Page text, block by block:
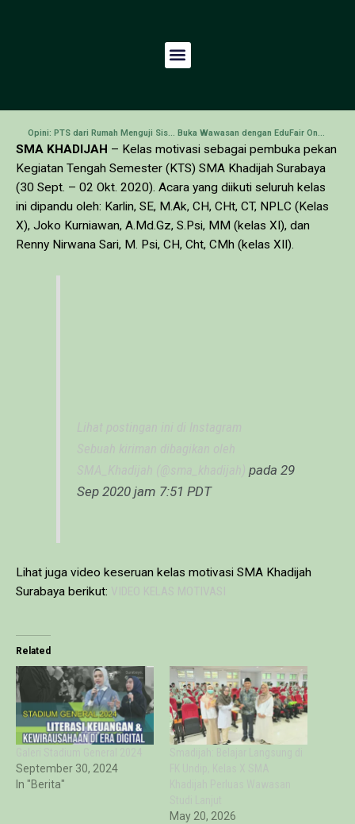
Opini: PTS dari Rumah Menguji Siswa Berintegritas? Buka Wawasan dengan EduFair Onlinen 2020
SMA KHADIJAH – Kelas motivasi sebagai pembuka pekan
Kegiatan Tengah Semester (KTS) SMA Khadijah Surabaya
(30 Sept. – 02 Okt. 2020). Acara yang diikuti seluruh kelas
ini dipandu oleh: Karlin, SE, M.Ak, CH, CHt, CT, NPLC (Kelas
X), Joko Kurniawan, A.Md.Gz, S.Psi, MM (kelas XI), dan
Renny Nirwana Sari, M. Psi, CH, Cht, CMh (kelas XII).
Lihat postingan ini di Instagram
Sebuah kiriman dibagikan oleh
SMA_Khadijah (@sma_khadijah) pada 29
Sep 2020 jam 7:51 PDT
Lihat juga video keseruan kelas motivasi SMA Khadijah
Surabaya berikut: VIDEO KELAS MOTIVASI
Related
September 30, 2024
In "Berita"
May 20, 2026